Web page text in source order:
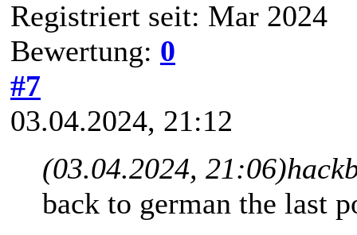
Registriert seit: Mar 2024
Bewertung: 0
#7
03.04.2024, 21:12
(03.04.2024, 21:06)
back to german the last